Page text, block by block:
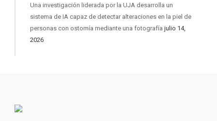
Una investigación liderada por la UJA desarrolla un
sistema de IA capaz de detectar alteraciones en la piel de
personas con ostomía mediante una fotografía julio 14,
2026